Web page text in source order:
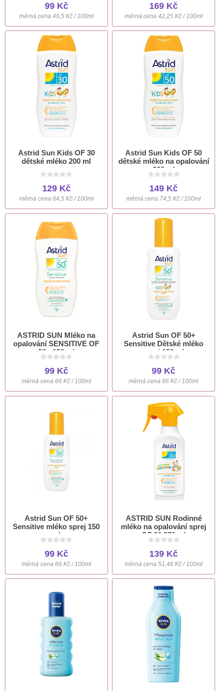
99 Kč
měrná cena 49,5 Kč / 100ml
169 Kč
měrná cena 42,25 Kč / 100ml
Astrid Sun Kids OF 30
dětské mléko 200 ml
129 Kč
měrná cena 64,5 Kč / 100ml
Astrid Sun Kids OF 50
dětské mléko na opalování
200 ml
149 Kč
měrná cena 74,5 Kč / 100ml
ASTRID SUN Mléko na
opalování SENSITIVE OF
50+ 150 ml
99 Kč
měrná cena 66 Kč / 100ml
Astrid Sun OF 50+
Sensitive Dětské mléko
sprej 150 ml
99 Kč
měrná cena 66 Kč / 100ml
Astrid Sun OF 50+
Sensitive mléko sprej 150
ml
99 Kč
měrná cena 66 Kč / 100ml
ASTRID SUN Rodinné
mléko na opalování sprej
OF 30 270 ml
139 Kč
měrná cena 51,48 Kč / 100ml